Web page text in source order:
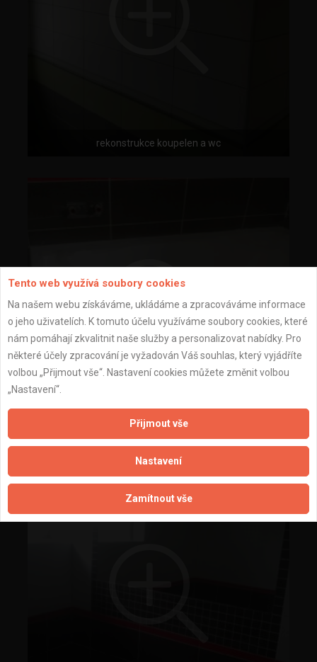
rekonstrukce koupelen a wc
rekonstrukce koupelen a wc
Tento web využívá soubory cookies
Na našem webu získáváme, ukládáme a zpracováváme informace
o jeho uživatelích. K tomuto účelu využíváme soubory cookies, které
nám pomáhají zkvalitnit naše služby a personalizovat nabídky. Pro
některé účely zpracování je vyžadován Váš souhlas, který vyjádříte
volbou „Přijmout vše“. Nastavení cookies můžete změnit volbou
„Nastavení“.
Přijmout vše
Nastavení
Zamítnout vše